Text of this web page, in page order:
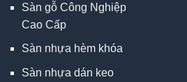
Sàn gỗ Công Nghiệp
Cao Cấp
Sàn nhựa hèm khóa
Sàn nhựa dán keo